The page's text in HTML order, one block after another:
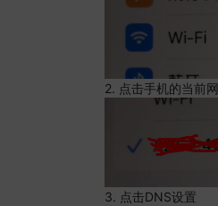
2. 点击手机的当前
3. 点击DNS设置